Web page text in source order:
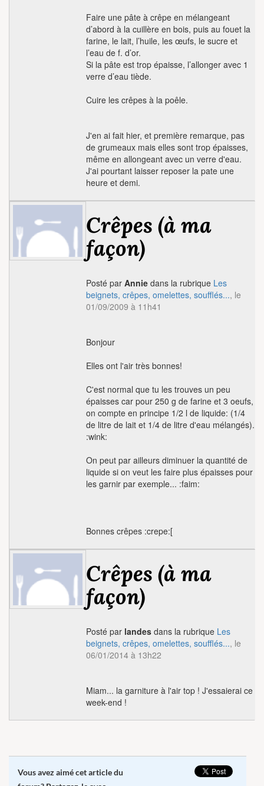
Faire une pâte à crêpe en mélangeant
d’abord à la cuillère en bois, puis au fouet la
farine, le lait, l’huile, les œufs, le sucre et
l’eau de f. d’or.
Si la pâte est trop épaisse, l’allonger avec 1
verre d’eau tiède.
Cuire les crêpes à la poêle.
J'en ai fait hier, et première remarque, pas
de grumeaux mais elles sont trop épaisses,
même en allongeant avec un verre d'eau.
J'ai pourtant laisser reposer la pate une
heure et demi.
Crêpes (à ma
façon)
Posté par Annie dans la rubrique Les
beignets, crêpes, omelettes, soufflés..., le
01/09/2009 à 11h41
Bonjour
Elles ont l'air très bonnes!
C'est normal que tu les trouves un peu
épaisses car pour 250 g de farine et 3 oeufs,
on compte en principe 1/2 l de liquide: (1/4
de litre de lait et 1/4 de litre d'eau mélangés).
:wink:
On peut par ailleurs diminuer la quantité de
liquide si on veut les faire plus épaisses pour
les garnir par exemple... :faim:
Bonnes crêpes :crepe:[
Crêpes (à ma
façon)
Posté par landes dans la rubrique Les
beignets, crêpes, omelettes, soufflés..., le
06/01/2014 à 13h22
Miam... la garniture à l'air top ! J'essaierai ce
week-end !
Vous avez aimé cet article du